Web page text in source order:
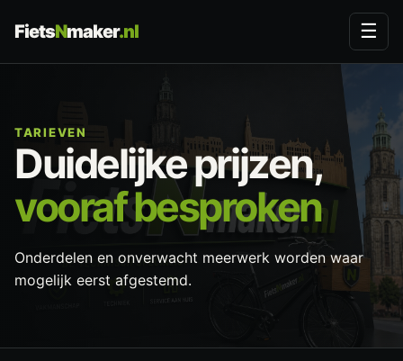
FietsNmaker.nl ☰
TARIEVEN
Duidelijke prijzen,
vooraf besproken
Onderdelen en onverwacht meerwerk worden waar
mogelijk eerst afgestemd.